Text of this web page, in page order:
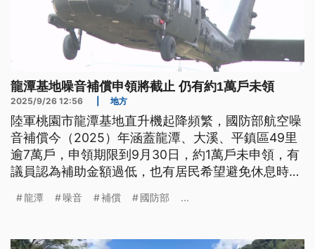
龍潭基地噪音補償申領將截止 仍有約1萬戶未領
2025/9/26 12:56 地方
陸軍桃園市龍潭基地直升機起降頻繁，國防部航空噪
音補償今（2025）年涵蓋龍潭、大溪、平鎮區49里
逾7萬戶，申領期限到9月30日，約1萬戶未申領，有
議員認為補助金額過低，也有居民希望避免休息時段
龍潭 噪音 補償 國防部 ...